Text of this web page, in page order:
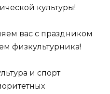
культуры!
вас с праздником
физкультурника!
и спорт